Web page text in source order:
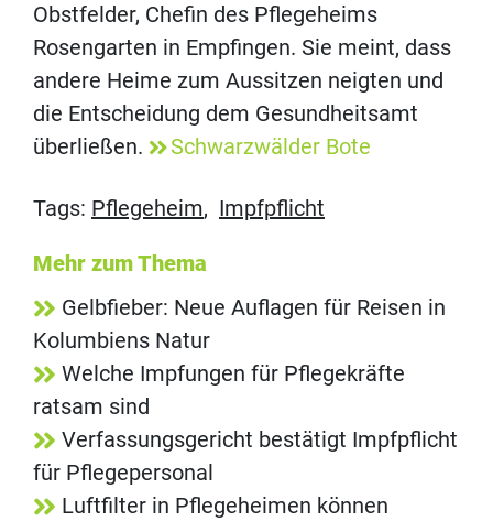
Obstfelder, Chefin des Pflegeheims
Rosengarten in Empfingen. Sie meint, dass
andere Heime zum Aussitzen neigten und
die Entscheidung dem Gesundheitsamt
überließen.
Schwarzwälder Bote
Tags: Pflegeheim, Impfpflicht
Mehr zum Thema
Gelbfieber: Neue Auflagen für Reisen in
Kolumbiens Natur
Welche Impfungen für Pflegekräfte
ratsam sind
Verfassungsgericht bestätigt Impfpflicht
für Pflegepersonal
Luftfilter in Pflegeheimen können